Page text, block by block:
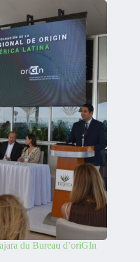
du Bureau d’oriGIn